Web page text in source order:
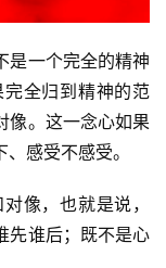
是一个完全的精神
全归到精神的范
像。这一念心如果
感受不感受。
像，也就是说，
先谁后；既不是心